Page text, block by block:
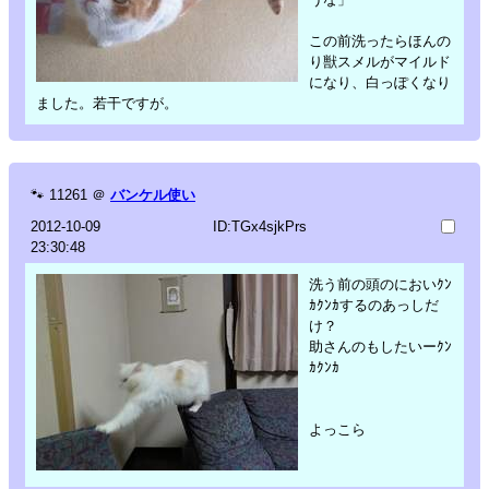
この前洗ったらほんの
り獣スメルがマイルド
になり、白っぽくなり
ました。若干ですが。
🐾 11261 ＠ バンケル使い
2012-10-09
23:30:48
ID:TGx4sjkPrs
洗う前の頭のにおいｸﾝ
ｶｸﾝｶするのあっしだ
け？
助さんのもしたいーｸﾝ
ｶｸﾝｶ
よっこら